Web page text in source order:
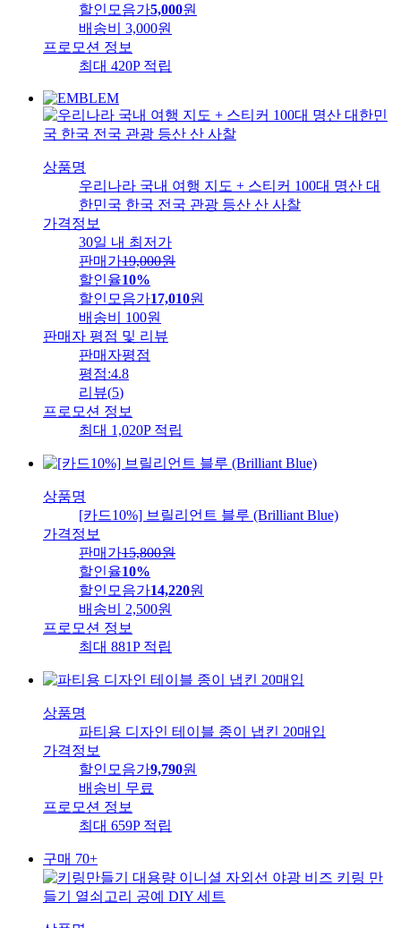
할인모음가5,000원
배송비
3,000원
프로모션 정보
최대 420P 적립
상품명
우리나라 국내 여행 지도 + 스티커 100대 명산 대
한민국 한국 전국 관광 등산 산 사찰
가격정보
30일 내 최저가
판매가19,000원
할인율10%
할인모음가17,010원
배송비
100원
판매자 평점 및 리뷰
판매자평점
평점:4.8
리뷰(5)
프로모션 정보
최대 1,020P 적립
상품명
[카드10%] 브릴리언트 블루 (Brilliant Blue)
가격정보
판매가15,800원
할인율10%
할인모음가14,220원
배송비
2,500원
프로모션 정보
최대 881P 적립
상품명
파티용 디자인 테이블 종이 냅킨 20매입
가격정보
할인모음가9,790원
배송비
무료
프로모션 정보
최대 659P 적립
구매 70+